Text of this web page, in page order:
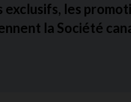
exclusifs, les
la Société